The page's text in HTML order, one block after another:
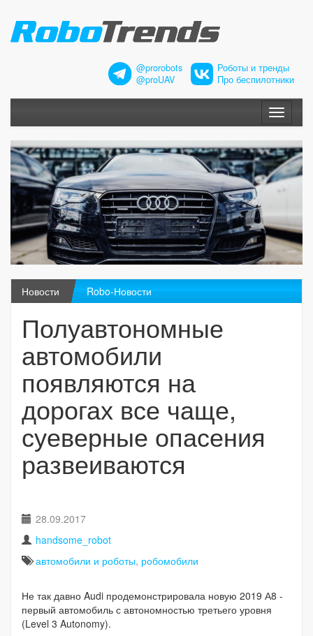
@prorobots
@proUAV
Роботы и тренды
Про беспилотники
Меню
Новости Robo-Новости
Полуавтономные
автомобили
появляются на
дорогах все чаще,
суеверные опасения
развеиваются
28.09.2017
handsome_robot
автомобили и роботы, робомобили
Не так давно Audi продемонстрировала новую 2019 А8 -
первый автомобиль с автономностью третьего уровня
(Level 3 Autonomy).